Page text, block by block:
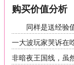
购买价值分析
同样是送经验
一大波玩家哭诉在
非暗夜王国线，虽